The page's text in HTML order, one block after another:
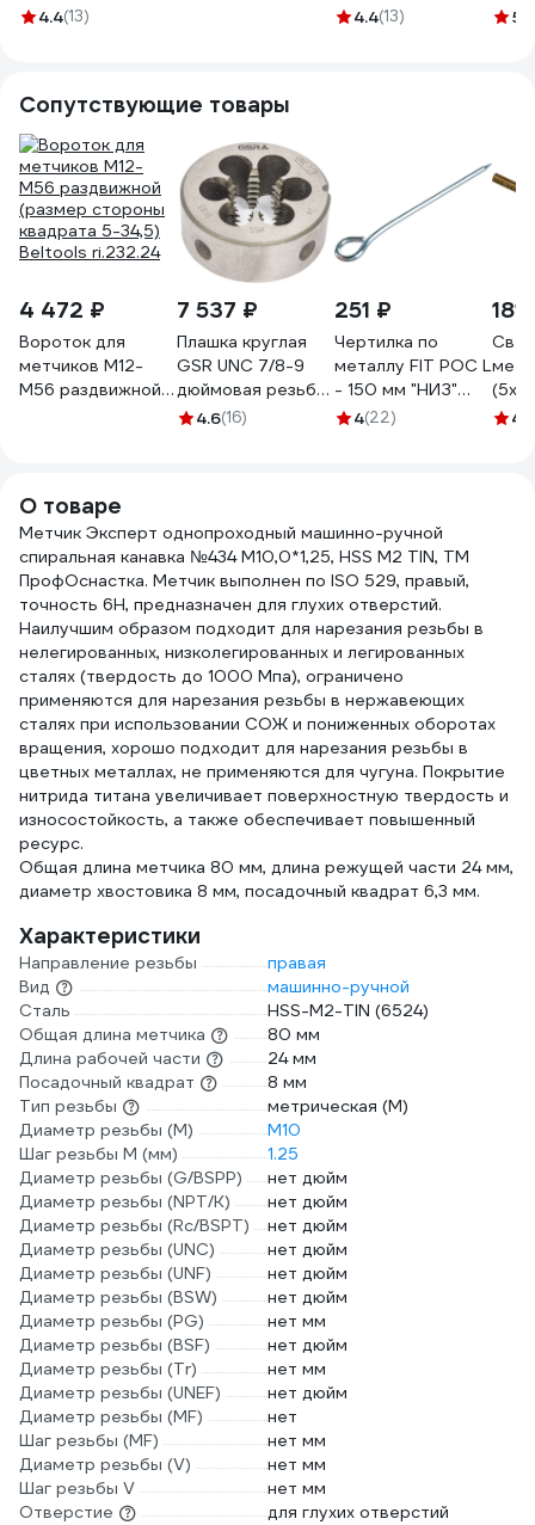
ПрофОснастка
4.4(13)
ПрофОснастка
4.4(13) 5
Сопутствующие товары
4 472 ₽
Вороток для
метчиков М12-
М56 раздвижной
7 537 ₽
Плашка круглая
GSR UNC 7/8-9
дюймовая резьба
HSSG DIN EN
4.6(16)
251 ₽
Чертилка по
металлу FIT РОС L
- 150 мм "НИЗ"
46870
4(22)
181
4.8
О товаре
Метчик Эксперт однопроходный машинно-ручной
спиральная канавка №434 М10,0*1,25, HSS M2 TIN, ТМ
ПрофОснастка. Метчик выполнен по ISO 529, правый,
точность 6H, предназначен для глухих отверстий.
Наилучшим образом подходит для нарезания резьбы в
нелегированных, низколегированных и легированных
сталях (твердость до 1000 Мпа), ограничено
применяются для нарезания резьбы в нержавеющих
сталях при использовании СОЖ и пониженных оборотах
вращения, хорошо подходит для нарезания резьбы в
цветных металлах, не применяются для чугуна. Покрытие
нитрида титана увеличивает поверхностную твердость и
износостойкость, а также обеспечивает повышенный
ресурс.
Общая длина метчика 80 мм, длина режущей части 24 мм,
диаметр хвостовика 8 мм, посадочный квадрат 6,3 мм.
Характеристики
Направление резьбы
правая
Вид
машинно-ручной
Сталь
HSS-M2-TIN (6524)
Общая длина метчика
80 мм
Длина рабочей части
24 мм
Посадочный квадрат
8 мм
Тип резьбы
метрическая (М)
Диаметр резьбы (М)
М10
Шаг резьбы М (мм)
1.25
Диаметр резьбы (G/BSPP)
нет дюйм
Диаметр резьбы (NPT/K)
нет дюйм
Диаметр резьбы (Rc/BSPT)
нет дюйм
Диаметр резьбы (UNC)
нет дюйм
Диаметр резьбы (UNF)
нет дюйм
Диаметр резьбы (BSW)
нет дюйм
Диаметр резьбы (PG)
нет мм
Диаметр резьбы (BSF)
нет дюйм
Диаметр резьбы (Tr)
нет мм
Диаметр резьбы (UNEF)
нет дюйм
Диаметр резьбы (MF)
нет
Шаг резьбы (MF)
нет мм
Диаметр резьбы (V)
нет мм
Шаг резьбы V
нет мм
Отверстие
для глухих отверстий